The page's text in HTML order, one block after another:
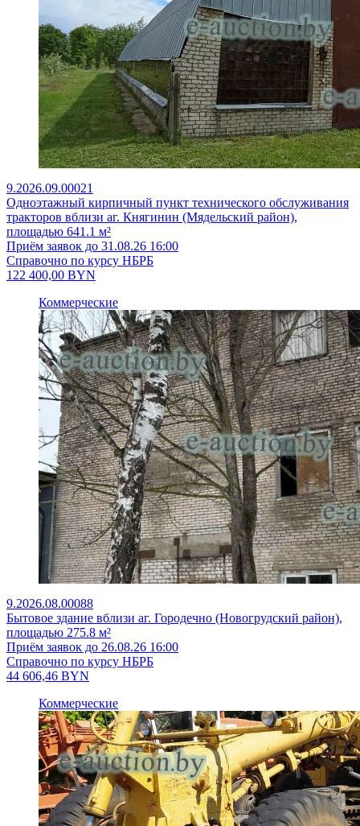
9.2026.09.00021
Одноэтажный кирпичный пункт технического обслуживания
тракторов вблизи аг. Княгинин (Мядельский район),
площадью 641.1 м²
Приём заявок до 31.08.26 16:00
Справочно по курсу НБРБ
122 400,00 BYN
Коммерческие
9.2026.08.00088
Бытовое здание вблизи аг. Городечно (Новогрудский район),
площадью 275.8 м²
Приём заявок до 26.08.26 16:00
Справочно по курсу НБРБ
44 606,46 BYN
Коммерческие